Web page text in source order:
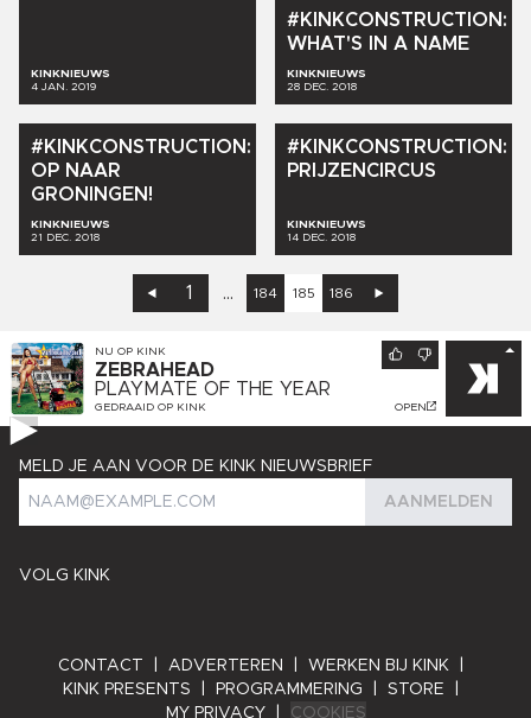
KINKNIEUWS
4 JAN. 2019
#KINKCONSTRUCTION:
WHAT'S
IN A NAME
KINKNIEUWS
28 DEC. 2018
#KINKCONSTRUCTION:
OP NAAR
GRONINGEN!
KINKNIEUWS
21 DEC. 2018
#KINKCONSTRUCTION:
PRIJZENCIRCUS
KINKNIEUWS
14 DEC. 2018
1 ... 184 185 186
NU OP KINK
ZEBRAHEAD
PLAYMATE OF THE YEAR
GEDRAAID OP KINK OPEN
VOLG KINK
MELD JE AAN VOOR DE KINK NIEUWSBRIEF
AANMELDEN
CONTACT ADVERTEREN WERKEN BIJ KINK
KINK PRESENTS
PROGRAMMERING STORE
MY PRIVACY
COOKIES